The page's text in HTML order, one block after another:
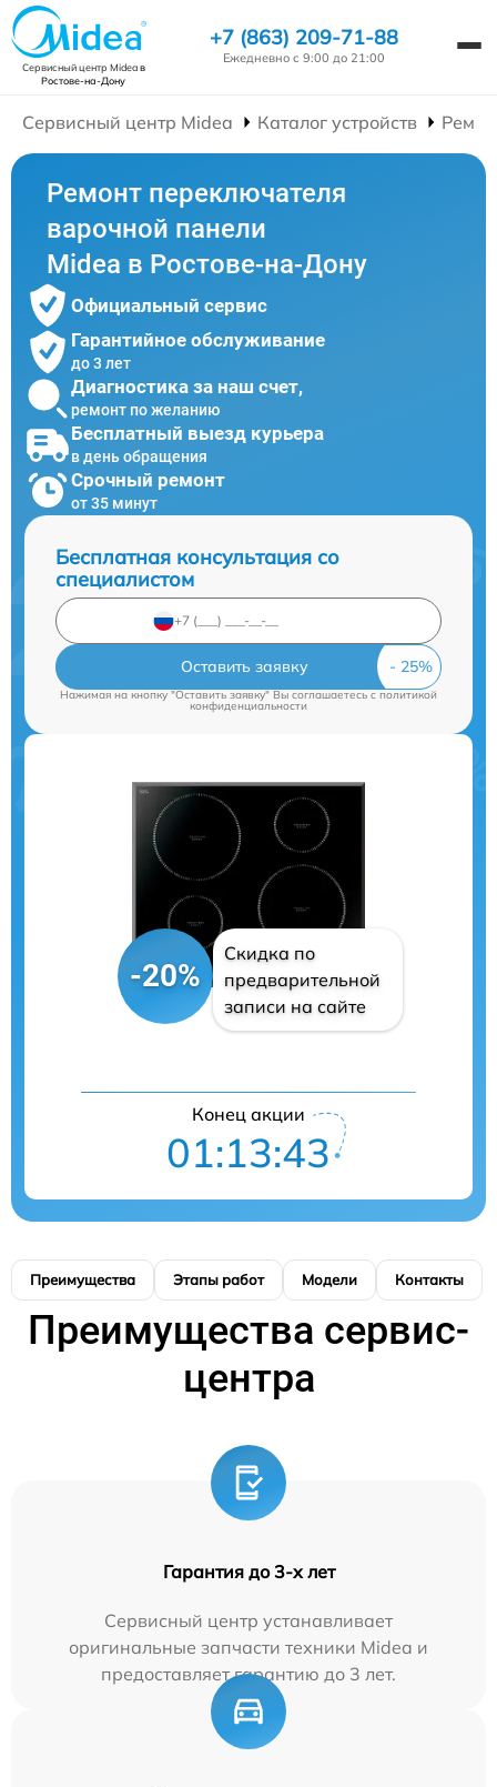
Сервисный центр Mideaв
Ростове-на-Дону
+7 (863) 209-71-88
Ежедневно с 9:00 до 21:00
Сервисный центр Midea Каталог устройств
Ремонт переключателя
варочной панели
Midea в Ростове-на-Дону
Официальный сервис
Гарантийное обслуживание
до 3 лет
Диагностика за наш счет,
ремонт по желанию
Бесплатный выезд курьера
в день обращения
Срочный ремонт
от 35 минут
Бесплатная консультация со
специалистом
Оставить заявку
Нажимая на кнопку "Оставить заявку" Вы соглашаетесь cполитикой
конфиденциальности
-20%
Скидка по
предварительной
записи на сайте
Конец акции
01:13:42
Преимущества Этапы работ Модели Контакты
Преимущества сервис-
центра
Гарантия до 3-х лет
Сервисный центр устанавливает
оригинальные запчасти техники Midea и
предоставляет гарантию до 3 лет.